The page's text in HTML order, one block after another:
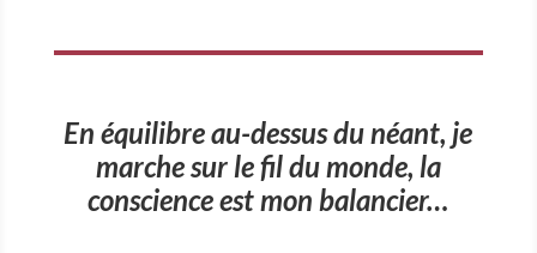
En équilibre au-dessus du néant, je
marche sur le fil du monde, la
conscience est mon balancier…